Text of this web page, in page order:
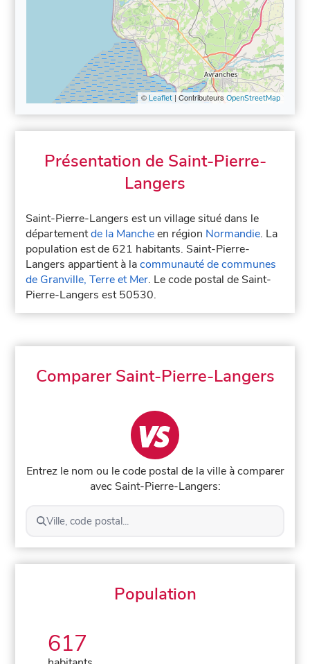
© Leaflet| Contributeurs OpenStreetMap
Présentation de Saint-Pierre-
Langers
Saint-Pierre-Langers est un village situé dans le
départementde la Mancheen région Normandie. La
population est de 621 habitants. Saint-Pierre-
Langers appartient à lacommunauté de communes
de Granville, Terre et Mer. Le code postal de Saint-
Pierre-Langers est 50530.
Comparer Saint-Pierre-Langers
Entrez le nom ou le code postal de la ville à comparer
avec Saint-Pierre-Langers:
Ville, code postal...
Population
617